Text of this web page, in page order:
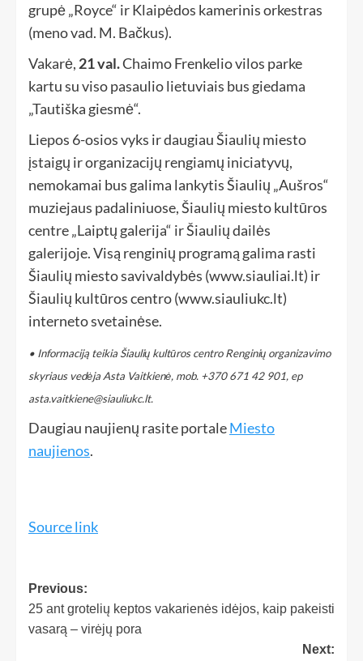
grupė „Royce“ ir Klaipėdos kamerinis orkestras
(meno vad. M. Bačkus).
Vakarė, 21 val.Chaimo Frenkelio vilos parke
kartu su viso pasaulio lietuviais bus giedama
„Tautiška giesmė“.
Liepos 6-osios vyks ir daugiau Šiaulių miesto
įstaigų ir organizacijų rengiamų iniciatyvų,
nemokamai bus galima lankytis Šiaulių „Aušros“
muziejaus padaliniuose, Šiaulių miesto kultūros
centre „Laiptų galerija“ ir Šiaulių dailės
galerijoje. Visą renginių programą galima rasti
Šiaulių miesto savivaldybės (www.siauliai.lt) ir
Šiaulių kultūros centro (www.siauliukc.lt)
interneto svetainėse.
• Informaciją teikia Šiaulių kultūros centro Renginių organizavimo
skyriaus vedėja Asta Vaitkienė, mob. +370 671 42 901, ep
asta.vaitkiene@siauliukc.lt.
Daugiau naujienų rasite portaleMiesto
naujienos.
Source link
Previous:
25 ant grotelių keptos vakarienės idėjos, kaip pakeisti
vasarą – virėjų pora
Next: